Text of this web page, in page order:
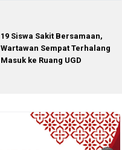
19 Siswa Sakit Bersamaan,
Wartawan Sempat Terhalang
Masuk ke Ruang UGD